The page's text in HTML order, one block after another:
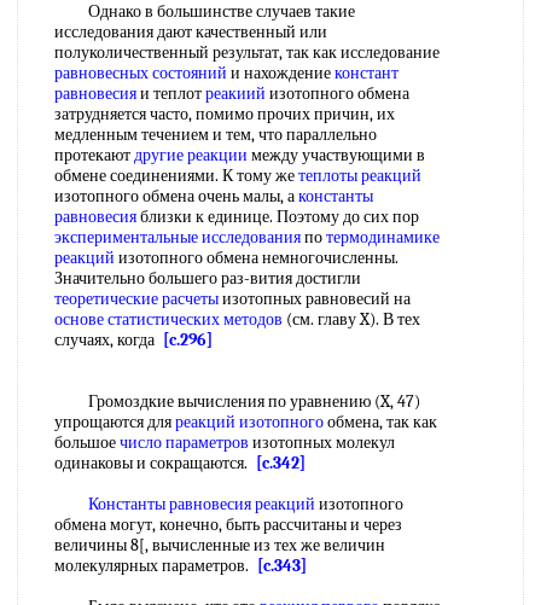
Однако в большинстве случаев такие
исследования дают качественный или
полуколичественный результат, так как исследование
равновесных состояний и нахождениеконстант
равновесияи теплотреакиий изотопного обмена
затрудняется часто, помимо прочих причин, их
медленным течением и тем, что параллельно
протекаютдругие реакции между участвующими в
обмене соединениями. К тому жетеплоты реакций
изотопного обмена очень малы, аконстанты
равновесияблизки к единице. Поэтому до сих пор
экспериментальные исследованияпотермодинамике
реакций изотопного обмена немногочисленны.
Значительно большего раз-вития достигли
теоретические расчетыизотопных равновесий на
основе статистических методов (см. главу X). В тех
случаях, когда [c.296]
Громоздкие вычисления по уравнению (X, 47)
упрощаются дляреакций изотопногообмена, так как
большоечисло параметров изотопных молекул
одинаковы и сокращаются.
[c.342]
Константы равновесия реакций изотопного
обмена могут, конечно, быть рассчитаны и через
величины 8[, вычисленные из тех же величин
молекулярных параметров.
[c.343]